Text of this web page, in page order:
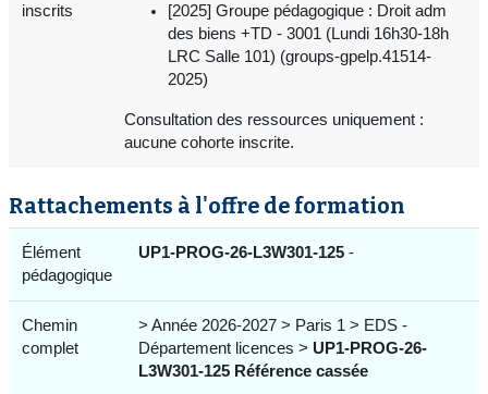
inscrits
[2025] Groupe pédagogique : Droit adm
des biens +TD - 3001 (Lundi 16h30-18h
LRC Salle 101) (groups-gpelp.41514-
2025)
Consultation des ressources uniquement :
aucune cohorte inscrite.
Rattachements à l'offre de formation
Élément
pédagogique
UP1-PROG-26-L3W301-125 -
Chemin
complet
> Année 2026-2027 > Paris 1 > EDS -
Département licences > UP1-PROG-26-
L3W301-125 Référence cassée